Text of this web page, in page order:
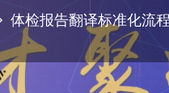
体检报告翻译标准化流